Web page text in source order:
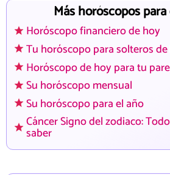
Más horóscopos
Horóscopo financiero de hoy
Tu horóscopo para solteros
Horóscopo de hoy para tu
Su horóscopo mensual
Su horóscopo para el año
Cáncer Signo del zodiaco:
saber